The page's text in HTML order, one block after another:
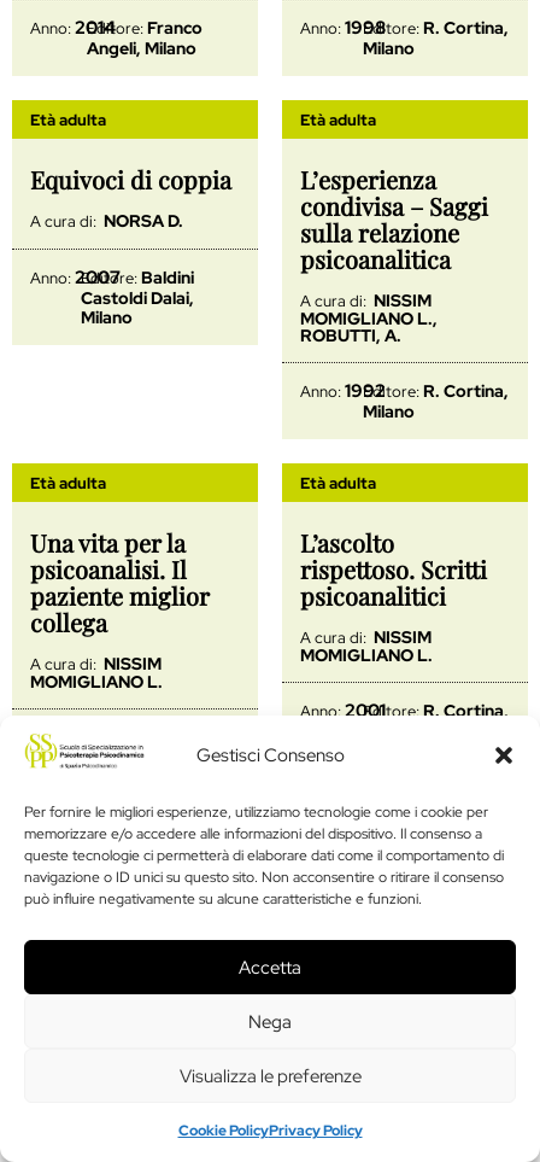
Gestisci Consenso
Per fornire le migliori esperienze, utilizziamo tecnologie come i cookie per
memorizzare e/o accedere alle informazioni del dispositivo. Il consenso a
queste tecnologie ci permetterà di elaborare dati come il comportamento di
navigazione o ID unici su questo sito. Non acconsentire o ritirare il consenso
può influire negativamente su alcune caratteristiche e funzioni.
Accetta
Nega
Visualizza le preferenze
Cookie PolicyPrivacy Policy
Anno:2014
Editore:Franco
Angeli, Milano
Anno:1998
Editore: R. Cortina,
Milano
Età adulta
Equivoci di coppia
A cura di: NORSA D.
Anno:2007
Editore:Baldini
Castoldi Dalai,
Milano
Età adulta
L’esperienza
condivisa – Saggi
sulla relazione
psicoanalitica
A cura di: NISSIM
MOMIGLIANO L.,
ROBUTTI, A.
Anno:1992Editore:R. Cortina,
Milano
Età adulta
Una vita per la
psicoanalisi. Il
paziente miglior
collega
A cura di: NISSIM
MOMIGLIANO L.
Anno:
Roma
Età adulta
L’ascolto
rispettoso. Scritti
psicoanalitici
A cura di: NISSIM
MOMIGLIANO L.
Anno:2001
Editore:R. Cortina,
Età adulta
Famiglie in
trasformazione
D.
Angeli, Milano
Età adulta
Lavorare con la
famiglia
Età adulta